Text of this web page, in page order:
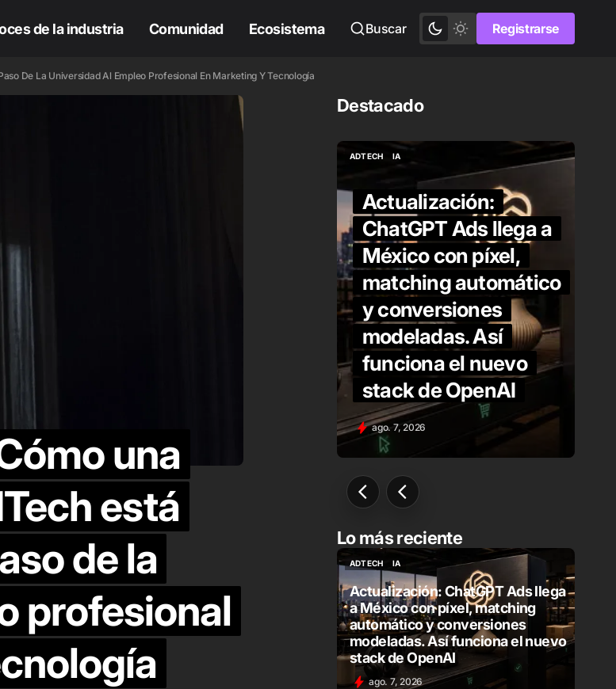
de la industria Comunidad Ecosistema Buscar
Registrarse
Registrarse
De La Universidad Al Empleo Profesional En Marketing Y Tecnología
una
está
de la
profesional
Destacado
a
Carlos
el
ADTECH
IA
IA
Actualización:
ChatGPT Ads llega a
México con píxel,
matching automático
y conversiones
modeladas. Así
funciona el nuevo
stack de OpenAI
ago. 7, 2026
Lo más reciente
ADTECH
IA
Actualización: ChatGPT Ads llega
a México con píxel, matching
automático y conversiones
modeladas. Así funciona el nuevo
stack de OpenAI
ago. 7, 2026